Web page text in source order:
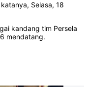
Selasa, 18
kandang tim Persela
mendatang.